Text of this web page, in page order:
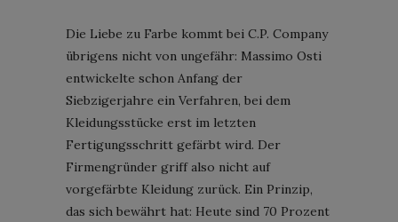
Die Liebe zu Farbe kommt bei C.P. Company
übrigens nicht von ungefähr: Massimo Osti
entwickelte schon Anfang der
Siebzigerjahre ein Verfahren, bei dem
Kleidungsstücke erst im letzten
Fertigungsschritt gefärbt wird. Der
Firmengründer griff also nicht auf
vorgefärbte Kleidung zurück. Ein Prinzip,
das sich bewährt hat: Heute sind 70 Prozent